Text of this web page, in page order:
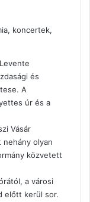
koncertek,
és
A
úr és a
Vásár
nehány olyan
közvetett
a városi
előtt kerül sor.